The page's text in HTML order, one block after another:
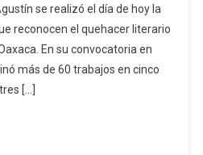
DE
CREACIÓN
LITERARIA
se realizó el día de hoy la
reconocen el quehacer literario
En su convocatoria en
más de 60 trabajos en cinco
[…]